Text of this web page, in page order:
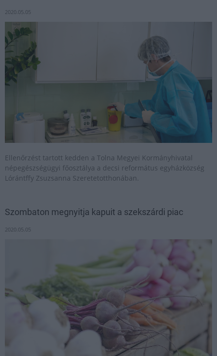
2020.05.05
Ellenőrzést tartott kedden a Tolna Megyei Kormányhivatal
népegészségügyi főosztálya a decsi református egyházközség
Lórántffy Zsuzsanna Szeretetotthonában.
Szombaton megnyitja kapuit a szekszárdi piac
2020.05.05